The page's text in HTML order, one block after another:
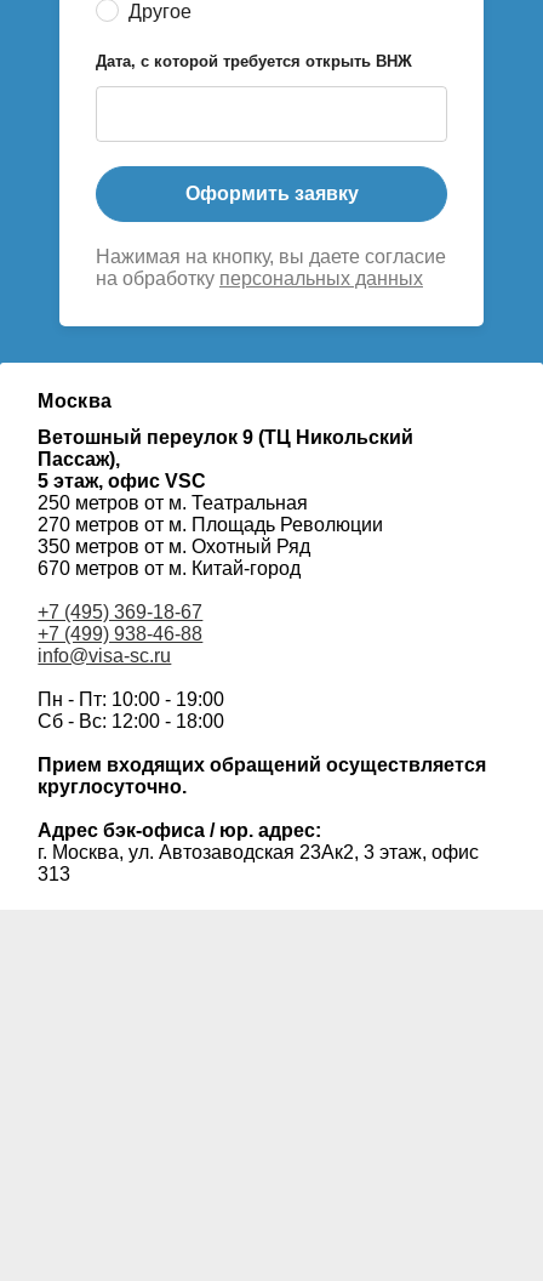
Другое
Дата, с которой требуется открыть ВНЖ
Оформить заявку
Нажимая на кнопку, вы даете согласие
на обработку персональных данных
Москва
Ветошный переулок 9 (ТЦ Никольский
Пассаж),
5 этаж, офис VSC
250 метров от м. Театральная
270 метров от м. Площадь Революции
350 метров от м. Охотный Ряд
670 метров от м. Китай-город
+7 (495) 369-18-67
+7 (499) 938-46-88
info@visa-sc.ru
Пн - Пт: 10:00 - 19:00
Сб - Вс: 12:00 - 18:00
Прием входящих обращений осуществляется
круглосуточно.
Адрес бэк-офиса / юр. адрес:
г. Москва, ул. Автозаводская 23Ак2, 3 этаж, офис
313